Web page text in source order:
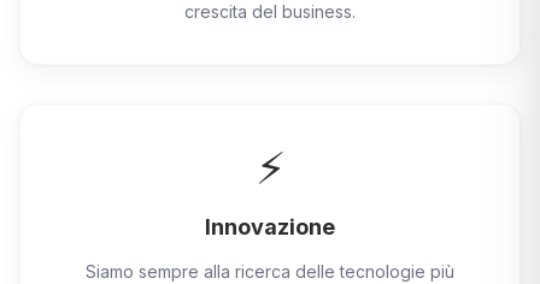
crescita del business.
⚡
Innovazione
Siamo sempre alla ricerca delle tecnologie più